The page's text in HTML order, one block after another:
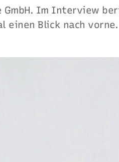
GmbH. Im Interview
einen Blick nach vorne.